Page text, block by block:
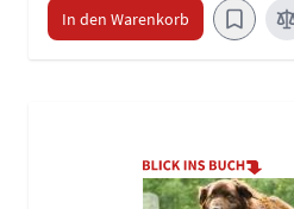
In den Warenkorb